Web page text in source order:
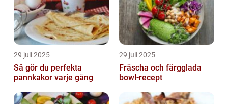
29 juli 2025
Så gör du perfekta
pannkakor varje gång
29 juli 2025
Fräscha och färgglada
bowl-recept